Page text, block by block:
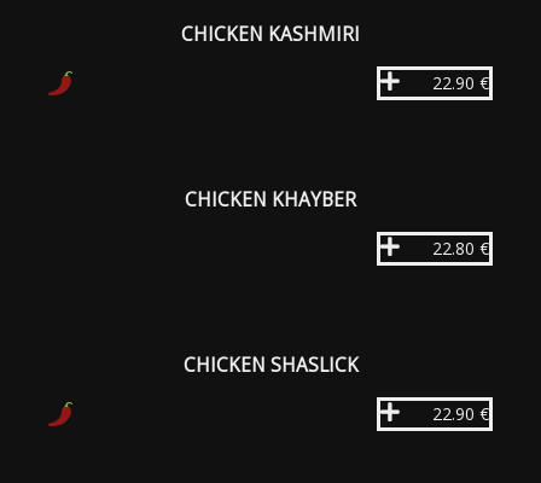
CHICKEN KASHMIRI
22.90 €
CHICKEN KHAYBER
22.80 €
CHICKEN SHASLICK
22.90 €